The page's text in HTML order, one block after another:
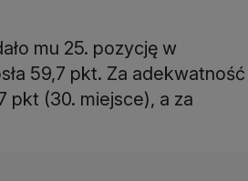
mu 25. pozycję w
59,7 pkt. Za adekwatność
pkt (30. miejsce), a za